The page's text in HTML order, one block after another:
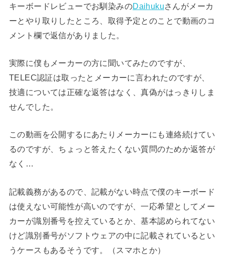
キーボードレビューでお馴染みのDaihukuさんがメーカ
ーとやり取りしたところ、取得予定とのことで動画のコ
メント欄で返信がありました。
実際に僕もメーカーの方に聞いてみたのですが、
TELEC認証は取ったとメーカーに言われたのですが、
技適については正確な返答はなく、真偽がはっきりしま
せんでした。
この動画を公開するにあたりメーカーにも連絡続けてい
るのですが、ちょっと答えたくない質問のためか返答が
なく…
記載義務があるので、記載がない時点で僕のキーボード
は使えない可能性が高いのですが、一応希望としてメー
カーが識別番号を控えているとか、基本認められてない
けど識別番号がソフトウェアの中に記載されているとい
うケースもあるそうです。（スマホとか）